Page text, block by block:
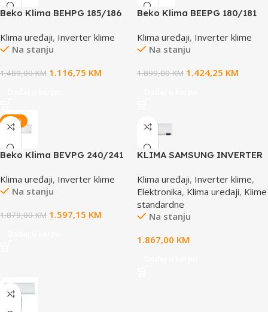
Beko Klima BEHPG 185/186
Klima uređaji, Inverter klime
Na stanju
1.489,00KM 1.116,75 KM
Beko Klima BEEPG 180/181
Klima uređaji, Inverter klime
Na stanju
1.899,00KM 1.424,25 KM
-15%
Beko Klima BEVPG 240/241
Klima uređaji, Inverter klime
Na stanju
1.879,00KM 1.597,15 KM
KLIMA SAMSUNG INVERTER
AR60F12C1AWNEU
Klima uređaji, Inverter klime,
Elektronika, Klima uredaji, Klime
standardne
Na stanju
1.867,00 KM